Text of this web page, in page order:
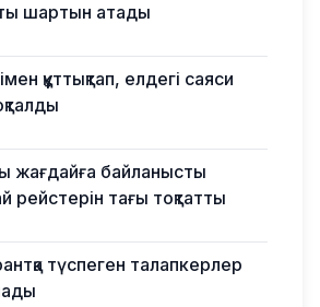
шартын атады
құттықтап, елдегі саяси
жағдайға байланысты
рейстерін тағы тоқтатты
түспеген талапкерлер